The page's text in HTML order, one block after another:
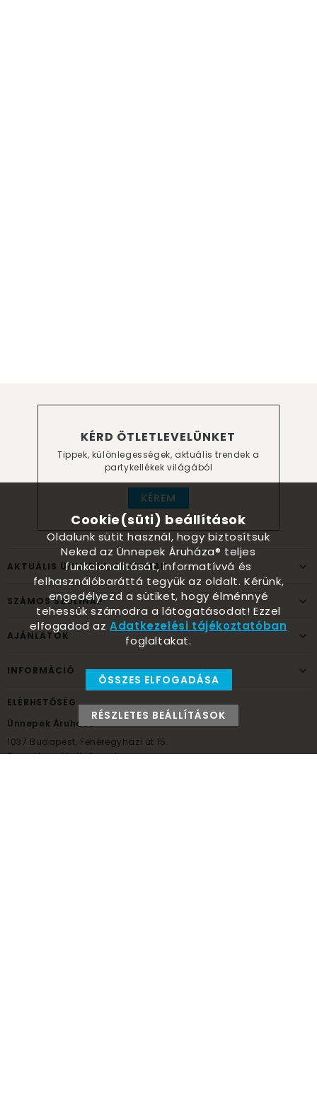
KÉRD ÖTLETLEVELÜNKET
Tippek, különlegességek, aktuális trendek a
partykellékek világából
KÉREM
AKTUÁLIS ÜNNEPEK, ALKALMAK
SZÁMOS SZÜLINAP
AJÁNLATOK
INFORMÁCIÓ
ELÉRHETŐSÉG
Ünnepek Áruháza
1037 Budapest, Fehéregyházi út 15.
Személyes átvételi pont
Cookie(süti) beállítások
Oldalunk sütit használ, hogy biztosítsuk
Neked az Ünnepek Áruháza® teljes
funkcionalitását, informatívvá és
felhasználóbaráttá tegyük az oldalt. Kérünk,
engedélyezd a sütiket, hogy élménnyé
tehessük számodra a látogatásodat! Ezzel
elfogadod azAdatkezelési tájékoztatóban
foglaltakat.
ÖSSZES ELFOGADÁSA
RÉSZLETES BEÁLLÍTÁSOK